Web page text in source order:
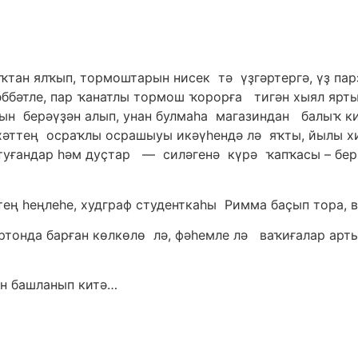
ялҡып, тормоштарын нисек тә үҙгәртергә, үҙ
пар ҡанатлы тормош ҡорорға тигән хыял
берәүҙән алып, унан булмаһа магазиндан балыҡ
осраҡлы осрашыуы икәүһендә лә яҡты, йылы
һәм дуҫтар — силәгенә күрә ҡапҡасы –
һеңлеһе, худграф студенткаһы Римма баҫып тора,
барған көлкөлө лә, фәһемле лә ваҡиғалар
башланып китә…